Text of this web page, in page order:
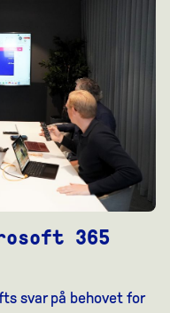
365
svar på behovet for